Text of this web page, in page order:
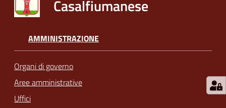
Casalfiumanese
AMMINISTRAZIONE
Organi di governo
Aree amministrative
Uffici